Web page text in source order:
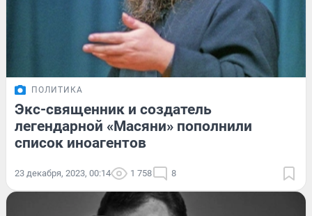
ПОЛИТИКА
Экс-священник и создатель
легендарной «Масяни» пополнили
список иноагентов
23 декабря, 2023, 00:14 1 758 8